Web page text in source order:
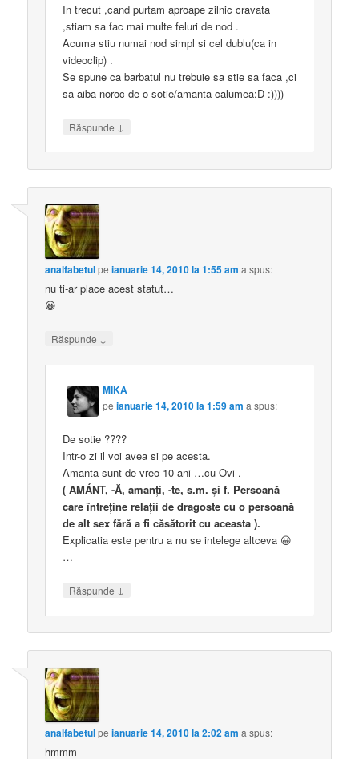
In trecut ,cand purtam aproape zilnic cravata
,stiam sa fac mai multe feluri de nod .
Acuma stiu numai nod simpl si cel dublu(ca in
videoclip) .
Se spune ca barbatul nu trebuie sa stie sa faca ,ci
sa aiba noroc de o sotie/amanta calumea:D :))))
Răspunde ↓
analfabetulpeianuarie 14, 2010 la 1:55 am a spus:
nu ti-ar place acest statut…
😀
Răspunde ↓
MIKA
peianuarie 14, 2010 la 1:59 am a spus:
De sotie ????
Intr-o zi il voi avea si pe acesta.
Amanta sunt de vreo 10 ani …cu Ovi .
( AMÁNT, -Ă, amanți, -te, s.m. și f. Persoană
care întreține relații de dragoste cu o persoană
de alt sex fără a fi căsătorit cu aceasta ).
Explicatia este pentru a nu se intelege altceva 😀
…
Răspunde ↓
analfabetulpeianuarie 14, 2010 la 2:02 am a spus:
hmmm